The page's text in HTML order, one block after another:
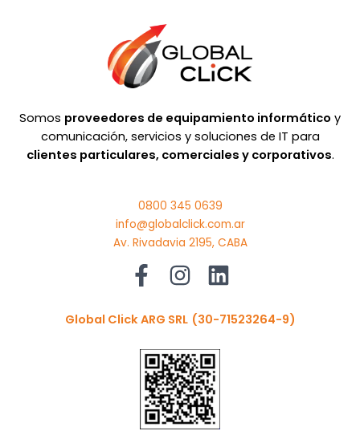
Somos proveedores de equipamiento informático y
comunicación, servicios y soluciones de IT para
clientes particulares, comerciales y corporativos.
0800 345 0639
info@globalclick.com.ar
Av. Rivadavia 2195, CABA
Global Click ARG SRL (30-71523264-9)